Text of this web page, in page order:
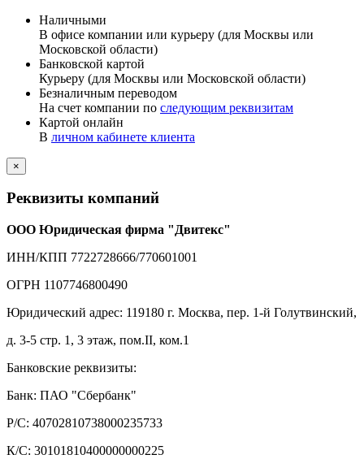
Наличными
В офисе компании или курьеру (для Москвы или
Московской области)
Банковской картой
Курьеру (для Москвы или Московской области)
Безналичным переводом
На счет компании по следующим реквизитам
Картой онлайн
В личном кабинете клиента
×
Реквизиты компаний
ООО Юридическая фирма "Двитекс"
ИНН/КПП 7722728666/770601001
ОГРН 1107746800490
Юридический адрес: 119180 г. Москва, пер. 1-й Голутвинский,
д. 3-5 стр. 1, 3 этаж, пом.II, ком.1
Банковские реквизиты:
Банк: ПАО "Сбербанк"
Р/С: 40702810738000235733
К/С: 30101810400000000225